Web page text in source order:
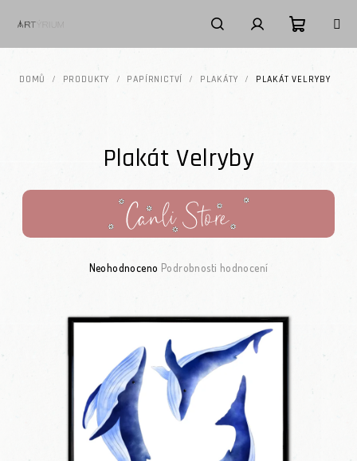
Hledat PřihlášeníNákupní
DOMŮ / PRODUKTY / PAPÍRNICTVÍ / PLAKÁTY / PLAKÁT VELRYBY
Plakát Velryby
Průměrné hodnocení produktu je 0,0 z 5 hvězdiček.
Neohodnoceno Podrobnosti hodnocení